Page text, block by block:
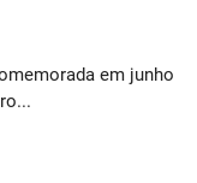
em junho